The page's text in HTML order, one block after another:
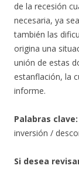
de la recesión
necesaria, ya
también las
origina una
unión de estas
estanflación, la
informe.
Palabras clave:
inversión /
Si desea